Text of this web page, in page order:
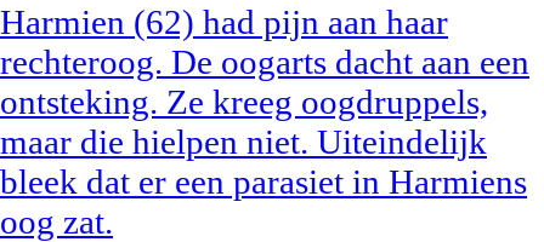
Harmien (62) had pijn aan haar
rechteroog. De oogarts dacht aan een
ontsteking. Ze kreeg oogdruppels,
maar die hielpen niet. Uiteindelijk
bleek dat er een parasiet in Harmiens
oog zat.